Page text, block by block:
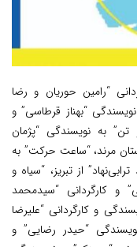
“رامین حوریان و رضا
“بهناز قرطاسی” و
تن” به نویسندگی “پژمان
مرند، “ساعت حرکت” به
از تبریز، “سیاه و
و کارگردانی “سیدمحمد
و کارگردانی “علیرضا
“حیدر رضایی” و